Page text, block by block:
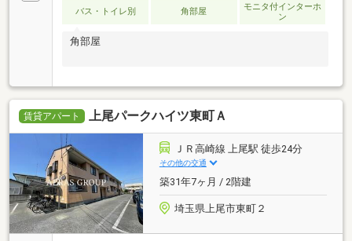
バス・トイレ別 角部屋
モニタ付インターホ
ン
角部屋
賃貸アパート 上尾パークハイツ東町Ａ
ＪＲ高崎線 上尾駅 徒歩24分
その他の交通
築31年7ヶ月 / 2階建
埼玉県上尾市東町２